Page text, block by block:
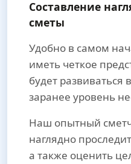
Составление
сметы
Удобно в самом
иметь четкое
будет развиваться
заранее уровень
Наш опытный
наглядно
а также оценить